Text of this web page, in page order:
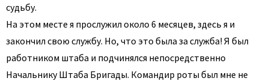
судьбу.
На этом месте я прослужил около 6 месяцев, здесь я и
закончил свою службу. Но, что это была за служба! Я был
работником штаба и подчинялся непосредственно
Начальнику Штаба Бригады. Командир роты был мне не